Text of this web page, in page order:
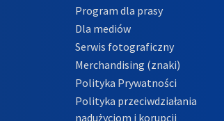
Program dla prasy
Dla mediów
Serwis fotograficzny
Merchandising (znaki)
Polityka Prywatności
Polityka przeciwdziałania
nadużyciom i korupcji